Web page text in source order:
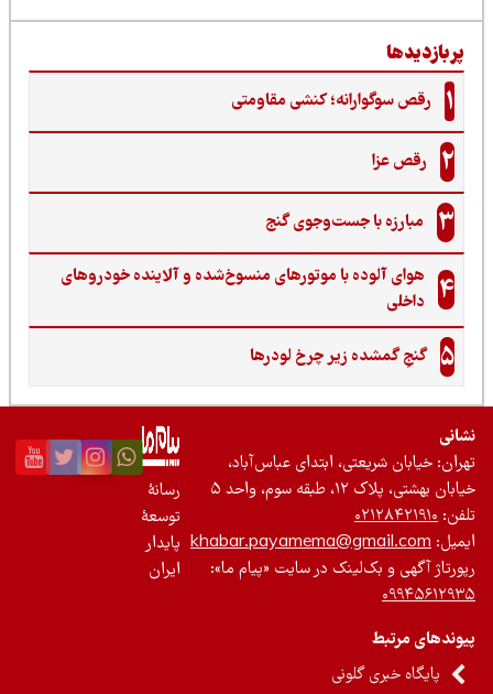
رقص سوگوارانه؛ کنشی مقاومتی
رقص عزا
مبارزه با جست‌وجوی گنج‌
هوای آلوده با موتورهای منسوخ‌شده و آلاینده خودروهای
داخلی
گنجِ گمشده زیر چرخ لودرها
خیابان شریعتی، ابتدای عباس‌آباد،
بهشتی، پلاک ۱۲، طبقه سوم، واحد ۵
۰۲۱۲۸۴۲۱۹۱۰
khabar.payamema@gmail.com
آگهی و بک‌لینک در سایت «پیام ما»:
مرتبط
پایگاه خبری گلونی
رسانۀ
توسعۀ
پایدار
ایران